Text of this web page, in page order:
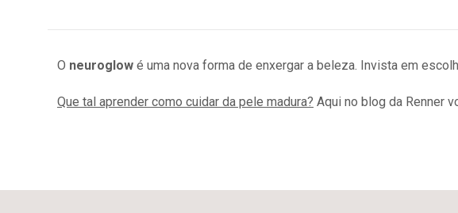
O neuroglow é uma nova forma de enxergar a beleza. Invista em
Que tal aprender como cuidar da pele madura? Aqui no blog da Renner